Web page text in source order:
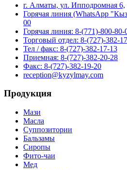
г. Алматы, ул. Ипподромная 6,
Горячая линия (WhatsApp
00
Горячая линия: 8-(771)-800-80-
Торговый отдел: 8-(727)-382-
Тел / факс: 8-(727)-382-17-13
Приемная: 8-(727)-382-20-28
Факс: 8-(727)-382-19-20
reception@kyzylmay.com
Продукция
Мази
Масла
Суппозитории
Бальзамы
Сиропы
Фито-чаи
Мед